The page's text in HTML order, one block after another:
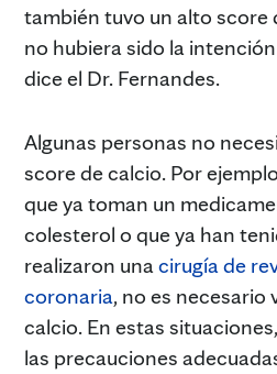
también tuvo un alto score
no hubiera sido la
dice el Dr. Fernandes.
Algunas personas no
score de calcio. Por
que ya toman un
colesterol o que ya han
realizaron unacirugía de
coronaria, no es necesario
calcio. En estas
las precauciones